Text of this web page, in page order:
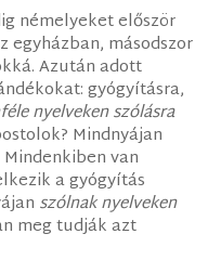
némelyeket először
egyházban, másodszor
Azután adott
gyógyításra,
nyelveken szólásra
Mindnyájan
van
a gyógyítás
szólnak nyelveken
meg tudják azt